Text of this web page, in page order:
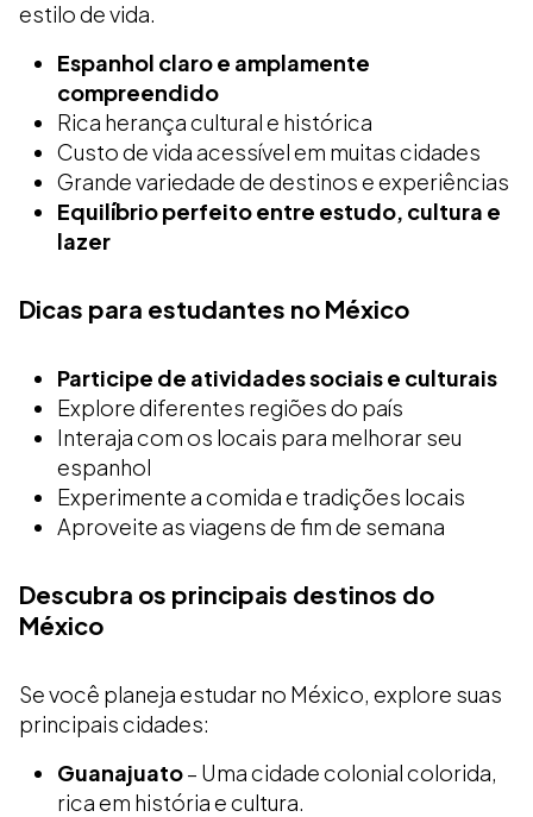
estilo de vida.
Espanhol claro e amplamente
compreendido
Rica herança cultural e histórica
Custo de vida acessível em muitas cidades
Grande variedade de destinos e experiências
Equilíbrio perfeito entre estudo, cultura e
lazer
Dicas para estudantes no México
Participe de atividades sociais e culturais
Explore diferentes regiões do país
Interaja com os locais para melhorar seu
espanhol
Experimente a comida e tradições locais
Aproveite as viagens de fim de semana
Descubra os principais destinos do
México
Se você planeja estudar no México, explore suas
principais cidades:
Guanajuato– Uma cidade colonial colorida,
rica em história e cultura.